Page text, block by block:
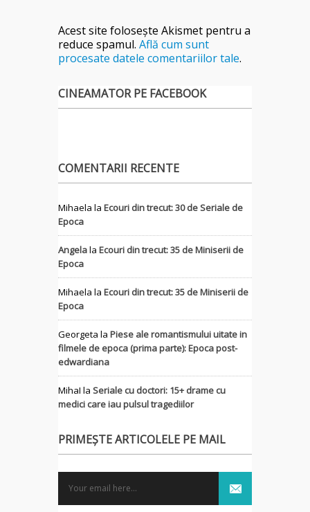
Acest site folosește Akismet pentru a
reduce spamul. Află cum sunt
procesate datele comentariilor tale.
CINEAMATOR PE FACEBOOK
COMENTARII RECENTE
Mihaela la Ecouri din trecut: 30 de Seriale de
Epoca
Angelala Ecouri din trecut: 35 de Miniserii de
Epoca
Mihaela la Ecouri din trecut: 35 de Miniserii de
Epoca
Georgeta la Piese ale romantismului uitate in
filmele de epoca (prima parte): Epoca post-
edwardiana
MihaI la Seriale cu doctori: 15+ drame cu
medici care iau pulsul tragediilor
PRIMEȘTE ARTICOLELE PE MAIL